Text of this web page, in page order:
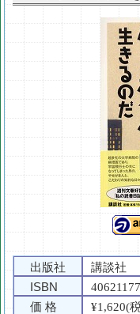
出版社
講談社
ISBN
価 格
¥1,620(